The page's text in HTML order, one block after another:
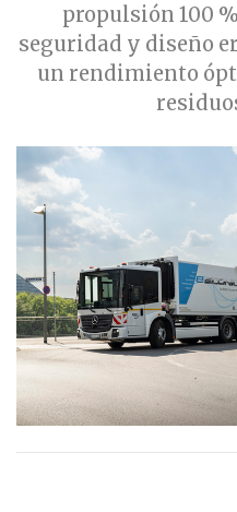
propulsión 100
seguridad y diseño
un rendimiento